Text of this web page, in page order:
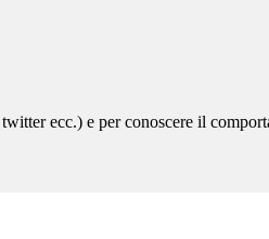
ecc.) e per conoscere il